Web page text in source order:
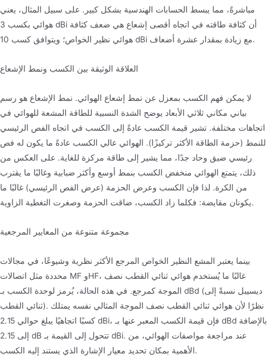
مباشرةً، مما يبسط الحسابات الهندسية بشكل كبير. على سبيل المثال، يعني
هوائي بكسب 3 dBi أن كثافة طاقته في اتجاه أقصى إشعاع هي ضعف كثافة
هوائي نظير الخواص؛ ويتوافق كسب 10 dBi مع زيادة بمقدار عشرة أضعاف.
العلاقة الوثيقة بين الكسب ونمط الإشعاع
لا يمكن فهم الكسب بمعزل عن نمط إشعاع الهوائي. نمط الإشعاع هو رسم
بياني مكاني ثلاثي الأبعاد يوضح الشدة النسبية للطاقة المشعة للهوائي في
اتجاهات مختلفة. تشير قيمة الكسب عادةً إلى الكسب في اتجاه الفص الرئيسي
للنمط (حزمة الطاقة الأكثر تركيزًا). الهوائي عالي الكسب عادةً ما يكون له فص
رئيسي ضيق وحاد جدًا، مما يشير إلى طاقة مركزة للغاية. على العكس من
ذلك، يتمتع الهوائي منخفض الكسب بنمط أوسع وأكثر ضبابية وغالبًا ما يقترب
من الكرة. لذا فإن الكسب وعرض الحزمة (عرض الفص الرئيسي) غالبًا ما
يكونان مقايضة: فكلما زاد الكسب، ضاقت الحزمة وصغرت التغطية الزاوية.
مجموعة متنوعة من المعايير المرجعية
بينما يعتبر المشع النظير الخواص المرجع الأكثر نظرية وشيوعًا، في مجالات
محددة مثل اتصالات MF وHF، غالبًا ما يُستخدم هوائي ثنائي القطب نصف
الموجة كمرجع. في هذه الحالة، يُرمز لوحدة الكسب بـ dBd (ديسيبل نسبةً إلى
ثنائي القطب). نظرًا لأن هوائي ثنائي القطب نصف الموجة المثالي نفسه يمتلك
كسبًا اتجاهيًا يبلغ حوالي 2.15 dBi، فإن قيمة الكسب المعبر عنها بـ dBd بالإضافة
إلى 2.15 dB تتحول إلى القيمة بـ dBi. عند مراجعة مواصفات الهوائي، من
الأهمية بمكان تحديد معيار الإشارة الذي يستند إليه الكسب.